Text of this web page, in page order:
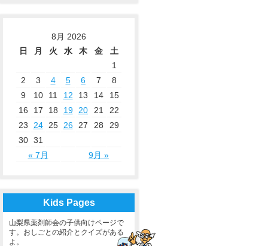
8月 2026
日
月 火 水 木 金
土
1
2
3 4 5 6 7
8
9
10 11 12 13 14
15
16
17 18 19 20 21
22
23
24 25 26 27 28
29
30 31
« 7月
9月 »
Kids Pages
山梨県薬剤師会の子供向けページで
す。おしごとの紹介とクイズがある
よ。